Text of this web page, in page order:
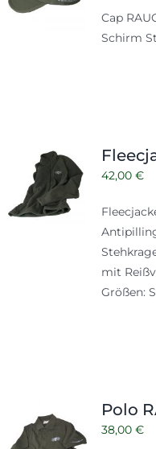
Cap
Schirm
42,00 €
mit
Größen:
Polo
38,00 €